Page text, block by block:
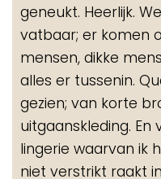
geneukt. Heerlijk.
vatbaar; er komen
mensen, dikke
alles er tussenin.
gezien; van korte
uitgaanskleding.
lingerie waarvan ik
niet verstrikt raakt